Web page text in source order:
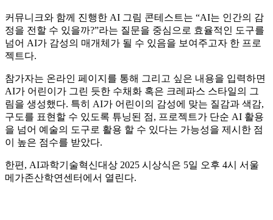
커뮤니크와 함께 진행한 AI 그림 콘테스트는 “AI는 인간의 감
정을 전할 수 있을까?”라는 질문을 중심으로 효율적인 도구를
넘어 AI가 감성의 매개체가 될 수 있음을 보여주고자 한 프로
젝트다.
참가자는 온라인 페이지를 통해 그리고 싶은 내용을 입력하면
AI가 어린이가 그린 듯한 수채화 혹은 크레파스 스타일의 그
림을 생성했다. 특히 AI가 어린이의 감성에 맞는 질감과 색감,
구도를 표현할 수 있도록 튜닝된 점, 프로젝트가 단순 AI 활용
을 넘어 예술의 도구로 활용 할 수 있다는 가능성을 제시한 점
이 높은 점수를 받았다.
한편, AI과학기술혁신대상 2025 시상식은 5일 오후 4시 서울
메가존산학연센터에서 열린다.